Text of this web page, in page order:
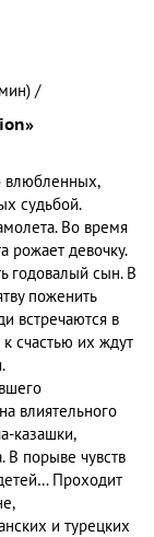
/
влюбленных,
судьбой.
Во время
рожает девочку.
годовалый сын. В
поженить
встречаются в
счастью их ждут
влиятельного
казашки,
порыве чувств
Проходит
и турецких